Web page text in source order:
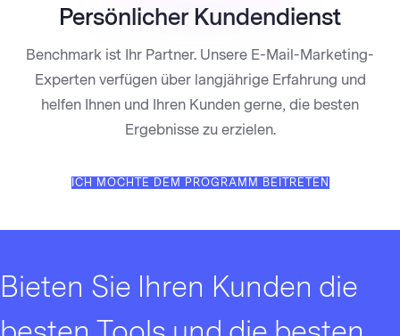
Persönlicher Kundendienst
Benchmark ist Ihr Partner. Unsere E-Mail-Marketing-
Experten verfügen über langjährige Erfahrung und
helfen Ihnen und Ihren Kunden gerne, die besten
Ergebnisse zu erzielen.
ICH MÖCHTE DEM PROGRAMM BEITRETEN
Bieten Sie Ihren Kunden die